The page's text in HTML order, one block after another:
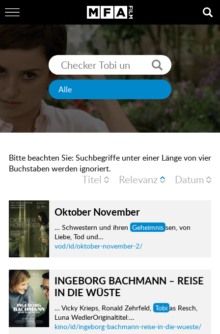
Bitte beachten Sie: Suchbegriffe unter einer Länge von vier
Buchstaben werden ignoriert.
Titel Relevanz Datum
Oktober November
… Schwestern und ihren Geheimnis sen, von
Liebe, Tod und…
vod/id/oktober-november-2/
INGEBORG BACHMANN – REISE
IN DIE WÜSTE
… Vicky Krieps, Ronald Zehrfeld, Tobi as Resch,
Luna WedlerOriginaltitel:…
kino/id/ingeborg-bachmann-reise-in-die-wueste/